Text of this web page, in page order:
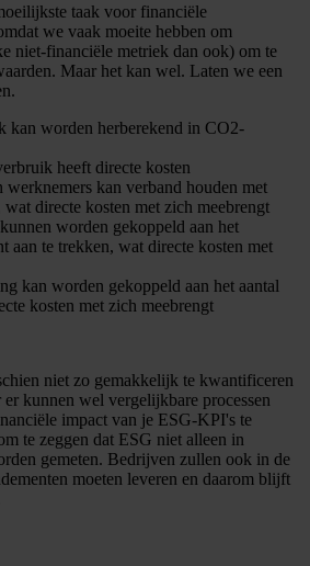
taak voor financiële
we vaak moeite hebben om
niet-financiële metriek dan ook) om te
Maar het kan wel. Laten we een
kan worden herberekend in CO2-
heeft directe kosten
werknemers kan verband houden met
wat directe kosten met zich meebrengt
worden gekoppeld aan het
aan te trekken, wat directe kosten met
kan worden gekoppeld aan het aantal
kosten met zich meebrengt
niet zo gemakkelijk te kwantificeren
kunnen wel vergelijkbare processen
impact van je ESG-KPI's te
te zeggen dat ESG niet alleen in
gemeten. Bedrijven zullen ook in de
moeten leveren en daarom blijft